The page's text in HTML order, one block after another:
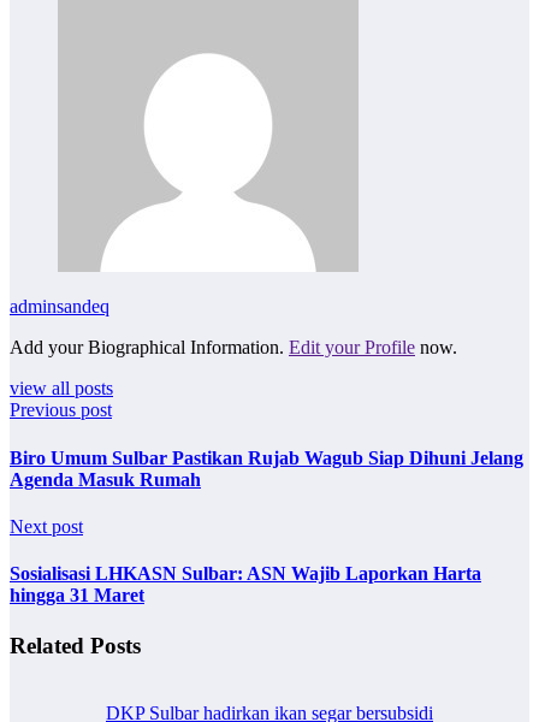
adminsandeq
Add your Biographical Information. Edit your Profile now.
view all posts
Previous post
Biro Umum Sulbar Pastikan Rujab Wagub Siap Dihuni Jelang
Agenda Masuk Rumah
Next post
Sosialisasi LHKASN Sulbar: ASN Wajib Laporkan Harta
hingga 31 Maret
Related Posts
DKP Sulbar hadirkan ikan segar bersubsidi